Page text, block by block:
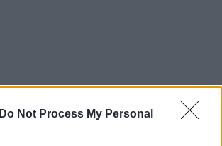
Do Not Process My Personal